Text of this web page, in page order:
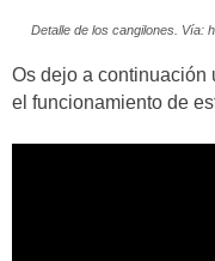
Detalle de los cangilones. Vía:
Os dejo a continuación
el funcionamiento de